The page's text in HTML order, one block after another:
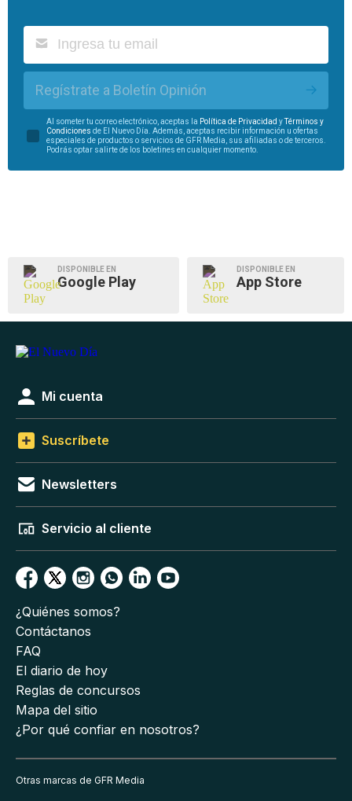
Regístrate a Boletín Opinión
Al someter tu correo electrónico, aceptas la Política de Privacidad yTérminos y
Condiciones de El Nuevo Día. Además, aceptas recibir información u ofertas
especiales de productos o servicios de GFR Media, sus afiliadas o de terceros.
Podrás optar salirte de los boletines en cualquier momento.
DISPONIBLE EN
Google Play
DISPONIBLE EN
App Store
Mi cuenta
Suscríbete
Newsletters
Servicio al cliente
¿Quiénes somos?
Contáctanos
FAQ
El diario de hoy
Reglas de concursos
Mapa del sitio
¿Por qué confiar en nosotros?
Otras marcas de GFR Media